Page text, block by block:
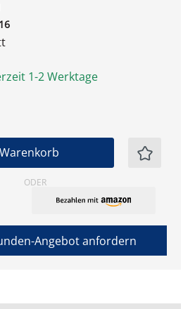
1-2 Werktage
Gib den
ODER
Angebot anfordern